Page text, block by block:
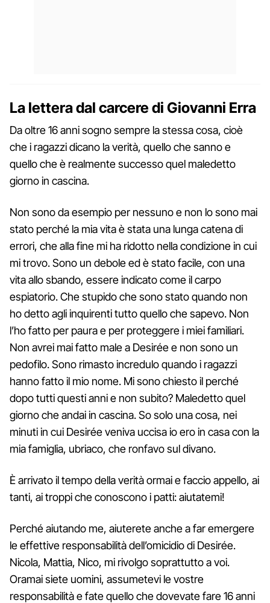
La lettera dal carcere di Giovanni Erra
Da oltre 16 anni sogno sempre la stessa cosa, cioè
che i ragazzi dicano la verità, quello che sanno e
quello che è realmente successo quel maledetto
giorno in cascina.
Non sono da esempio per nessuno e non lo sono mai
stato perché la mia vita è stata una lunga catena di
errori, che alla fine mi ha ridotto nella condizione in cui
mi trovo. Sono un debole ed è stato facile, con una
vita allo sbando, essere indicato come il carpo
espiatorio. Che stupido che sono stato quando non
ho detto agli inquirenti tutto quello che sapevo. Non
l’ho fatto per paura e per proteggere i miei familiari.
Non avrei mai fatto male a Desirée e non sono un
pedofilo. Sono rimasto incredulo quando i ragazzi
hanno fatto il mio nome. Mi sono chiesto il perché
dopo tutti questi anni e non subito? Maledetto quel
giorno che andai in cascina. So solo una cosa, nei
minuti in cui Desirée veniva uccisa io ero in casa con la
mia famiglia, ubriaco, che ronfavo sul divano.
È arrivato il tempo della verità ormai e faccio appello, ai
tanti, ai troppi che conoscono i patti: aiutatemi!
Perché aiutando me, aiuterete anche a far emergere
le effettive responsabilità dell’omicidio di Desirée.
Nicola, Mattia, Nico, mi rivolgo soprattutto a voi.
Oramai siete uomini, assumetevi le vostre
responsabilità e fate quello che dovevate fare 16 anni